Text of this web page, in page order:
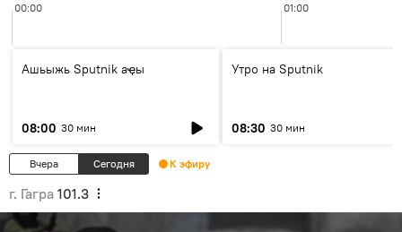
00:00 01:00
Ашьыжь Sputnik аҿы
08:00 30 мин
Утро на Sputnik
08:30 30 мин
Вчера Сегодня К эфиру
г. Гагра 101.3